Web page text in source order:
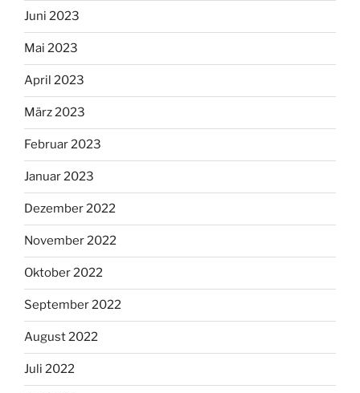
Juni 2023
Mai 2023
April 2023
März 2023
Februar 2023
Januar 2023
Dezember 2022
November 2022
Oktober 2022
September 2022
August 2022
Juli 2022